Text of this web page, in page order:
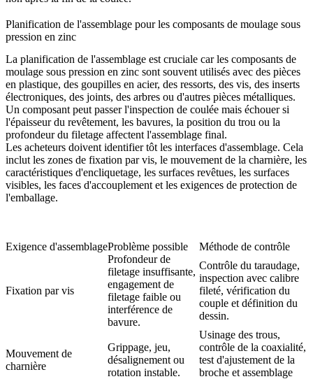
Planification de l'assemblage pour les composants de moulage sous
pression en zinc
La planification de l'assemblage est cruciale car les composants de
moulage sous pression en zinc sont souvent utilisés avec des pièces
en plastique, des goupilles en acier, des ressorts, des vis, des inserts
électroniques, des joints, des arbres ou d'autres pièces métalliques.
Un composant peut passer l'inspection de coulée mais échouer si
l'épaisseur du revêtement, les bavures, la position du trou ou la
profondeur du filetage affectent l'assemblage final.
Les acheteurs doivent identifier tôt les interfaces d'assemblage. Cela
inclut les zones de fixation par vis, le mouvement de la charnière, les
caractéristiques d'encliquetage, les surfaces revêtues, les surfaces
visibles, les faces d'accouplement et les exigences de protection de
l'emballage.
Exigence d'assemblageProblème possible Méthode de contrôle
Fixation par vis
Profondeur de
filetage insuffisante,
engagement de
filetage faible ou
interférence de
bavure.
Contrôle du taraudage,
inspection avec calibre
fileté, vérification du
couple et définition du
dessin.
Mouvement de
charnière
Grippage, jeu,
désalignement ou
rotation instable.
Usinage des trous,
contrôle de la coaxialité,
test d'ajustement de la
broche et assemblage